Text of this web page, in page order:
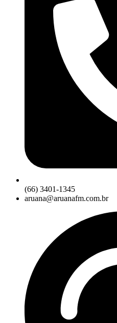
(66) 3401-1345
aruana@aruanafm.com.br